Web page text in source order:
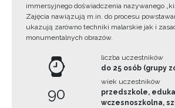
immersyjnego doświadczenia nazywanego
Zajęcia nawiązują m.in. do procesu
ukazują zarówno techniki malarskie jak i
monumentalnych obrazów.
90
liczba uczestników
do 25 osób (grupy
wiek uczestników
przedszkole,
wczesnoszkolna,